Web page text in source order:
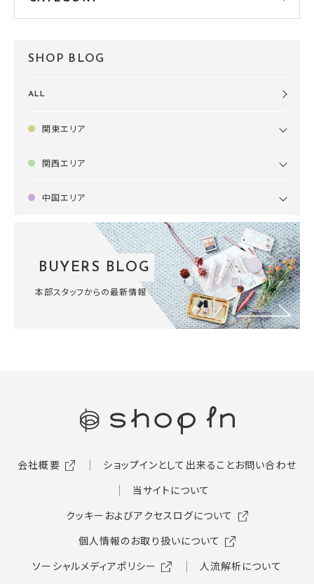
SHOP BLOG
ALL
関東エリア
関西エリア
中国エリア
BUYERS BLOG
本部スタッフからの最新情報
会社概要 ショップインとして出来ることお問い合わせ
当サイトについて
クッキーおよびアクセスログについて
個人情報のお取り扱いについて
ソーシャルメディアポリシー
人流解析について